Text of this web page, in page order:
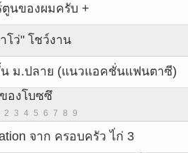
ตูนของผมครับ +
โว่" โชว์งาน
ม.ปลาย (แนวแอคชั่นแฟนตาซี)
องโบซซึ
2 3 4 5 6 7 8 9
จาก ครอบครัว ไ่ก่ 3